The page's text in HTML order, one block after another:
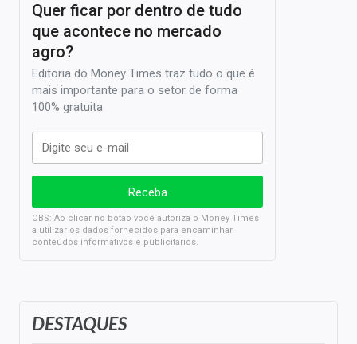
DESTAQUES
Quer ficar por dentro de tudo
que acontece no mercado
agro?
Editoria do Money Times traz tudo o que é
mais importante para o setor de forma
100% gratuita
OBS: Ao clicar no botão você autoriza o Money Times
a utilizar os dados fornecidos para encaminhar
conteúdos informativos e publicitários.